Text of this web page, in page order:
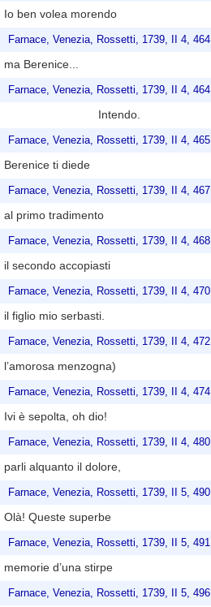
Io ben volea morendo
Farnace, Venezia, Rossetti, 1739, II 4, 464
ma Berenice...
Farnace, Venezia, Rossetti, 1739, II 4, 464
Intendo.
Farnace, Venezia, Rossetti, 1739, II 4, 465
Berenice ti diede
Farnace, Venezia, Rossetti, 1739, II 4, 467
al primo tradimento
Farnace, Venezia, Rossetti, 1739, II 4, 468
il secondo accopiasti
Farnace, Venezia, Rossetti, 1739, II 4, 470
il figlio mio serbasti.
Farnace, Venezia, Rossetti, 1739, II 4, 472
l’amorosa menzogna)
Farnace, Venezia, Rossetti, 1739, II 4, 474
Ivi è sepolta, oh dio!
Farnace, Venezia, Rossetti, 1739, II 4, 480
parli alquanto il dolore,
Farnace, Venezia, Rossetti, 1739, II 5, 490
Olà! Queste superbe
Farnace, Venezia, Rossetti, 1739, II 5, 491
memorie d’una stirpe
Farnace, Venezia, Rossetti, 1739, II 5, 496